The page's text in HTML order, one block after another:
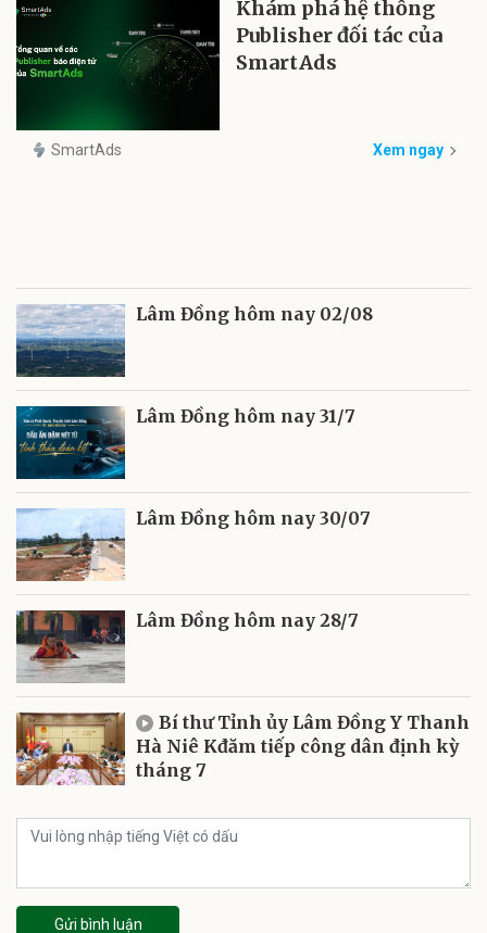
Khám phá hệ thống
Publisher đối tác của
SmartAds
SmartAds Xem ngay
Lâm Đồng hôm nay 02/08
Lâm Đồng hôm nay 31/7
Lâm Đồng hôm nay 30/07
Lâm Đồng hôm nay 28/7
Bí thư Tỉnh ủy Lâm Đồng Y Thanh
Hà Niê Kđăm tiếp công dân định kỳ
tháng 7
Gửi bình luận